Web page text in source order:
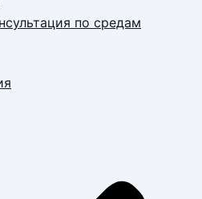
по средам